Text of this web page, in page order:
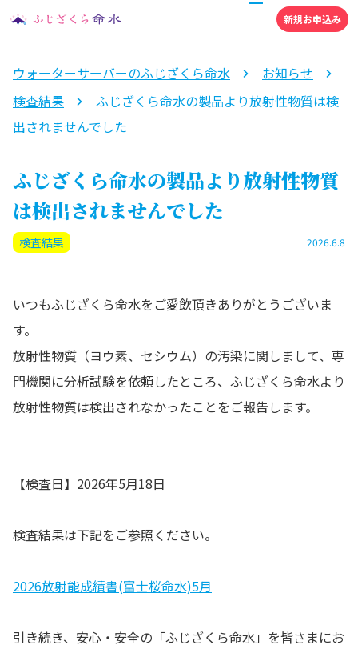
新規お申込み
ウォーターサーバーのふじざくら命水
お知らせ
検査結果
ふじざくら命水の製品より放射性物質は検
出されませんでした
ふじざくら命水の製品より放射性物質
は検出されませんでした
検査結果 2026.6.8
いつもふじざくら命水をご愛飲頂きありがとうございま
す。
放射性物質（ヨウ素、セシウム）の汚染に関しまして、専
門機関に分析試験を依頼したところ、ふじざくら命水より
放射性物質は検出されなかったことをご報告します。
【検査日】2026年5月18日
検査結果は下記をご参照ください。
2026放射能成績書(富士桜命水)5月
引き続き、安心・安全の「ふじざくら命水」を皆さまにお